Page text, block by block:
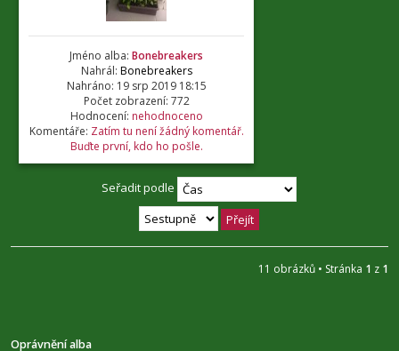
Jméno alba: Bonebreakers
Nahrál: Bonebreakers
Nahráno: 19 srp 2019 18:15
Počet zobrazení: 772
Hodnocení: nehodnoceno
Komentáře: Zatím tu není žádný komentář.
Buďte první, kdo ho pošle.
Seřadit podle
11 obrázků • Stránka 1 z 1
Oprávnění alba